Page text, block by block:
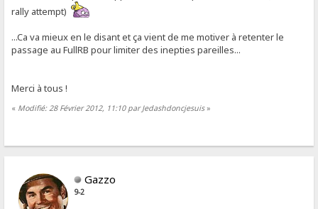
rally attempt)
...Ca va mieux en le disant et ça vient de me motiver à retenter le
passage au FullRB pour limiter des inepties pareilles...
Merci à tous !
« Modifié: 28 Février 2012, 11:10 par Jedashdoncjesuis»
Gazzo
9-2